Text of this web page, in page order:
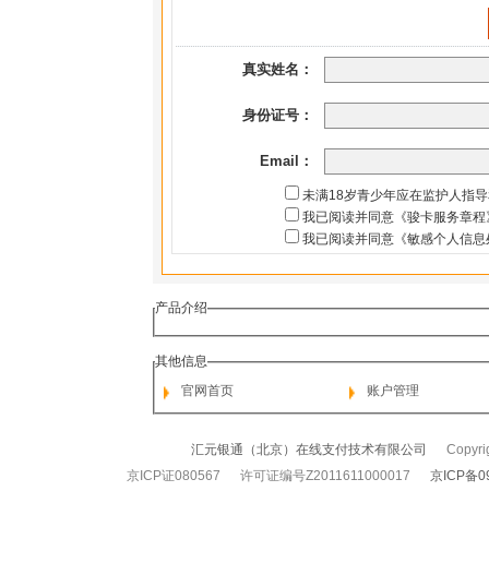
真实姓名：
身份证号：
Email：
未满18岁青少年应在监护人指
我已阅读并同意《骏卡服务章程
我已阅读并同意《敏感个人信
产品介绍
其他信息
官网首页
账户管理
汇元银通（北京）在线支付技术有限公司
京ICP证080567 许可证编号Z2011611000017 京ICP备